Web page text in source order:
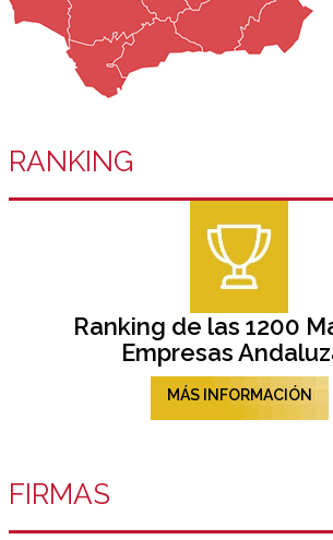
RANKING
Ranking de las 1200
Empresas
MÁS INFORMACIÓN
FIRMAS